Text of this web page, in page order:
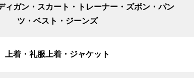
ィガン・スカート・トレーナー・ズボン・パン
ツ・ベスト・ジーンズ
上着・礼服上着・ジャケット